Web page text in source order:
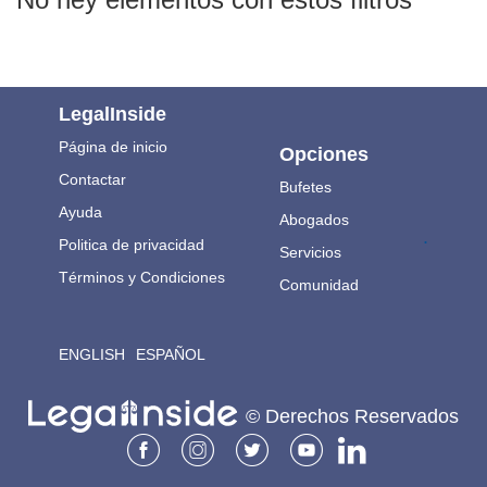
LegalInside
Página de inicio
Contactar
Ayuda
Politica de privacidad
Términos y Condiciones
ENGLISH ESPAÑOL
Opciones
Bufetes
Abogados
Servicios
Comunidad
.
© Derechos Reservados